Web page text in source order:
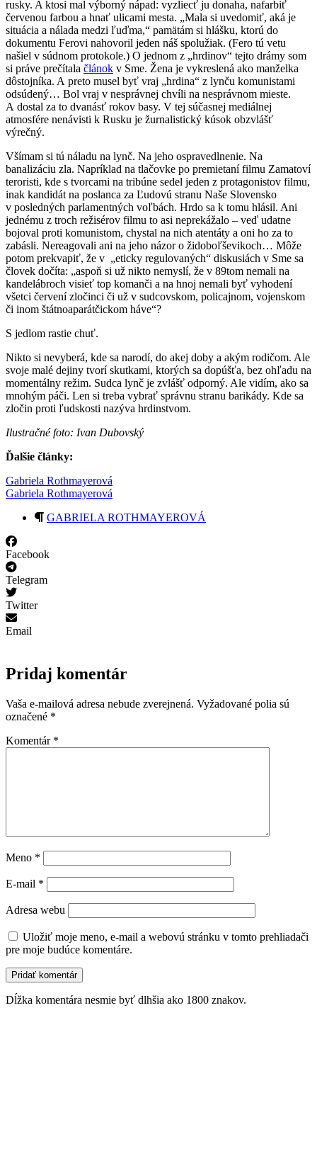
rusky. A ktosi mal výborný nápad: vyzliecť ju donaha, nafarbiť
červenou farbou a hnať ulicami mesta. „Mala si uvedomiť, aká je
situácia a nálada medzi ľuďma,“ pamätám si hlášku, ktorú do
dokumentu Ferovi nahovoril jeden náš spolužiak. (Fero tú vetu
našiel v súdnom protokole.) O jednom z „hrdinov“ tejto drámy som
si práve prečítala článok v Sme. Žena je vykreslená ako manželka
dôstojníka. A preto musel byť vraj „hrdina“ z lynču komunistami
odsúdený… Bol vraj v nesprávnej chvíli na nesprávnom mieste.
A dostal za to dvanásť rokov basy. V tej súčasnej mediálnej
atmosfére nenávisti k Rusku je žurnalistický kúsok obzvlášť
výrečný.
Všímam si tú náladu na lynč. Na jeho ospravedlnenie. Na
banalizáciu zla. Napríklad na tlačovke po premietaní filmu Zamatoví
teroristi, kde s tvorcami na tribúne sedel jeden z protagonistov filmu,
inak kandidát na poslanca za Ľudovú stranu Naše Slovensko
v posledných parlamentných voľbách. Hrdo sa k tomu hlásil. Ani
jednému z troch režisérov filmu to asi neprekážalo – veď udatne
bojoval proti komunistom, chystal na nich atentáty a oni ho za to
zabásli. Nereagovali ani na jeho názor o židoboľševikoch… Môže
potom prekvapiť, že v „eticky regulovaných“ diskusiách v Sme sa
človek dočíta: „aspoň si už nikto nemyslí, že v 89tom nemali na
kandelábroch visieť top komanči a na hnoj nemali byť vyhodení
všetci červení zločinci či už v sudcovskom, policajnom, vojenskom
či inom štátnoaparátčickom háve“?
S jedlom rastie chuť.
Nikto si nevyberá, kde sa narodí, do akej doby a akým rodičom. Ale
svoje malé dejiny tvorí skutkami, ktorých sa dopúšťa, bez ohľadu na
momentálny režim. Sudca lynč je zvlášť odporný. Ale vidím, ako sa
mnohým páči. Len si treba vybrať správnu stranu barikády. Kde sa
zločin proti ľudskosti nazýva hrdinstvom.
Ilustračné foto: Ivan Dubovský
Ďalšie články:
Gabriela Rothmayerová
Gabriela Rothmayerová
GABRIELA ROTHMAYEROVÁ
Facebook
Telegram
Twitter
Email
Pridaj komentár
Vaša e-mailová adresa nebude zverejnená. Vyžadované polia sú
označené *
Komentár *
Meno *
E-mail *
Adresa webu
Uložiť moje meno, e-mail a webovú stránku v tomto prehliadači
pre moje budúce komentáre.
Dĺžka komentára nesmie byť dlhšia ako 1800 znakov.